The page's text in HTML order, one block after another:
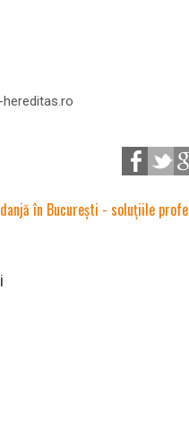
în București - soluțiile